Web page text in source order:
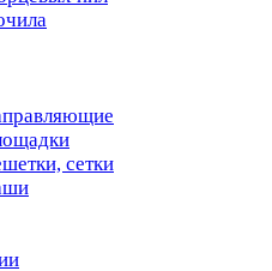
сетки